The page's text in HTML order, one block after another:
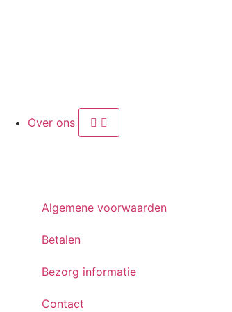
Over ons
Algemene voorwaarden
Betalen
Bezorg informatie
Contact